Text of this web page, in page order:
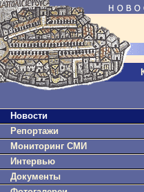
Новости
Репортажи
Мониторинг СМИ
Интервью
Документы